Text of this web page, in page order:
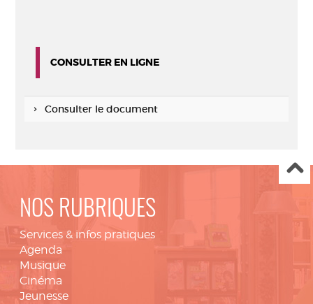
CONSULTER EN LIGNE
Consulter le document
NOS RUBRIQUES
Services & infos pratiques
Agenda
Musique
Cinéma
Jeunesse